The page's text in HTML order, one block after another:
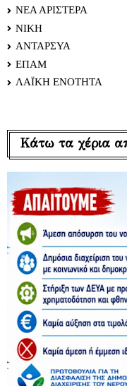
ΝΕΑ ΑΡΙΣΤΕΡΑ
ΝΙΚΗ
ΑΝΤΑΡΣΥΑ
ΕΠΑΜ
ΛΑΪΚΗ ΕΝΟΤΗΤΑ
Κάτω τα χέρια